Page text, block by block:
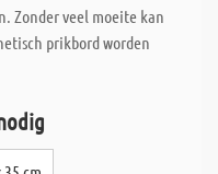
Zonder veel moeite kan
prikbord worden